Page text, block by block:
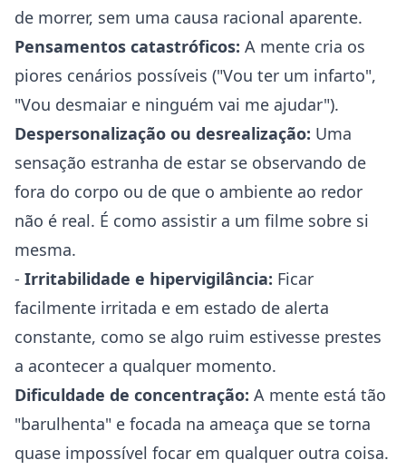
de morrer, sem uma causa racional aparente.
Pensamentos catastróficos: A mente cria os
piores cenários possíveis ("Vou ter um infarto",
"Vou desmaiar e ninguém vai me ajudar").
Despersonalização ou desrealização: Uma
sensação estranha de estar se observando de
fora do corpo ou de que o ambiente ao redor
não é real. É como assistir a um filme sobre si
mesma.
- Irritabilidade e hipervigilância: Ficar
facilmente irritada e em estado de alerta
constante, como se algo ruim estivesse prestes
a acontecer a qualquer momento.
Dificuldade de concentração: A mente está tão
"barulhenta" e focada na ameaça que se torna
quase impossível focar em qualquer outra coisa.